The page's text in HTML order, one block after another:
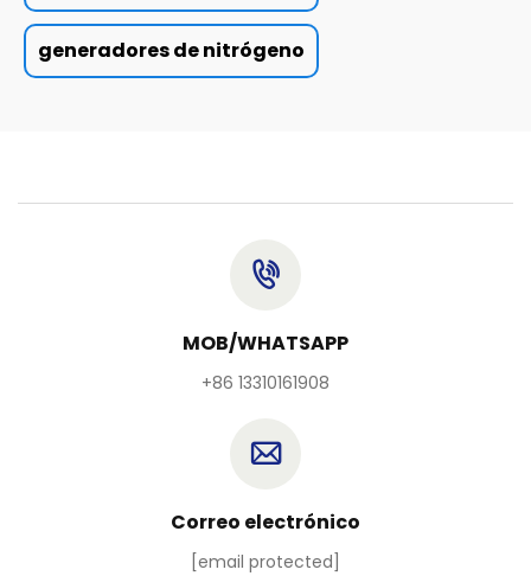
generadores de nitrógeno
MOB/WHATSAPP
+86 13310161908
Correo electrónico
[email protected]